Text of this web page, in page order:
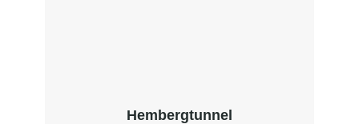
Hembergtunnel